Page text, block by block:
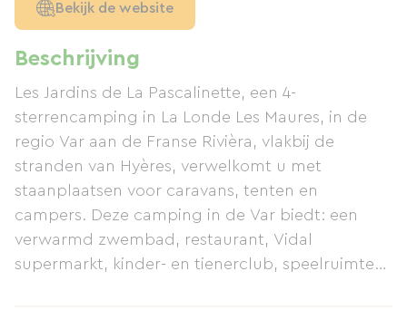
Beschrijving
Les Jardins de La Pascalinette, een 4-
sterrencamping in La Londe Les Maures, in de
regio Var aan de Franse Rivièra, vlakbij de
stranden van Hyères, verwelkomt u met
staanplaatsen voor caravans, tenten en
campers. Deze camping in de Var biedt: een
verwarmd zwembad, restaurant, Vidal
supermarkt, kinder- en tienerclub, speelruimtes,
Bekijk de website